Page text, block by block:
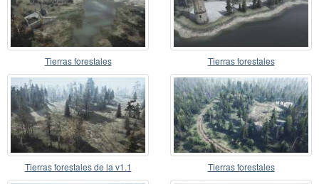
Tierras forestales Tierras forestales
Tierras forestales de la v1.1 Tierras forestales